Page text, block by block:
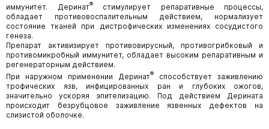
иммунитет. Деринат®стимулирует репаративные процессы,
обладает противовоспалительным действием, нормализует
состояние тканей при дистрофических изменениях сосудистого
генеза.
Препарат активизирует противовирусный, противогрибковый и
противомикробный иммунитет, обладает высоким репаративным и
регенераторным действием.
При наружном применении Деринат®
способствует заживлению
трофических язв, инфицированных ран и глубоких ожогов,
значительно ускоряя эпителизацию. Под действием Дерината
происходит безрубцовое заживление язвенных дефектов на
слизистой оболочке.